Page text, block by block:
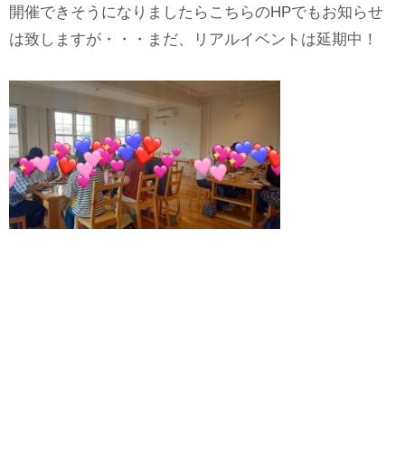
開催できそうになりましたらこちらのHPでもお知らせ
は致しますが・・・まだ、リアルイベントは延期中！